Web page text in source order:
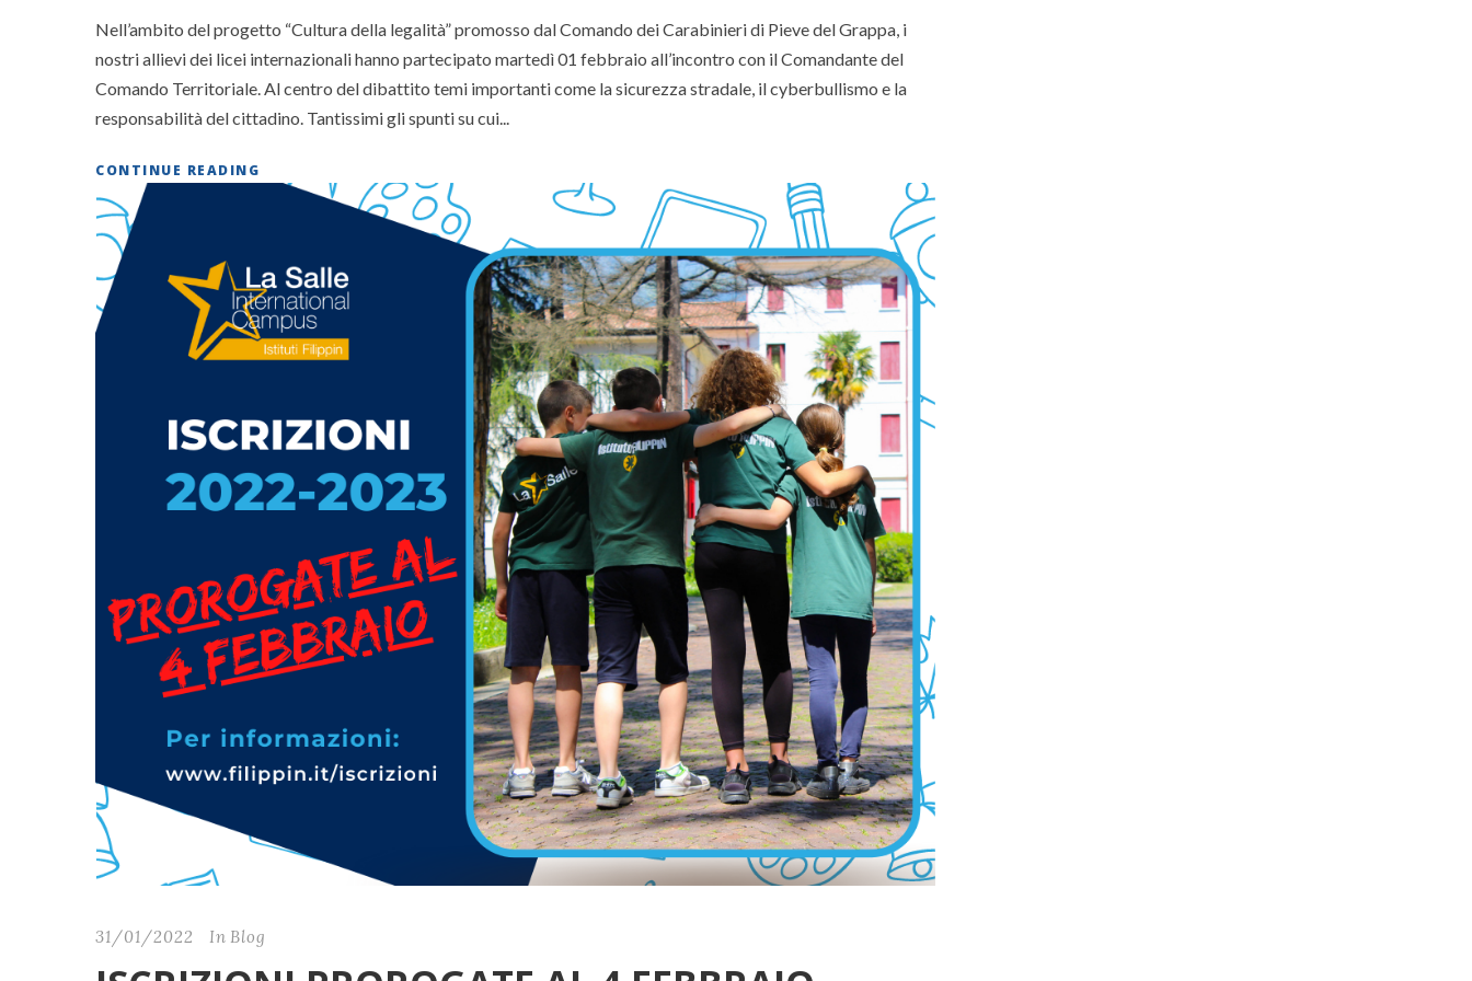
Nell’ambito del progetto “Cultura della legalità” promosso dal Comando dei Carabinieri di Pieve del Grappa, i
nostri allievi dei licei internazionali hanno partecipato martedì 01 febbraio all’incontro con il Comandante del
Comando Territoriale. Al centro del dibattito temi importanti come la sicurezza stradale, il cyberbullismo e la
responsabilità del cittadino. Tantissimi gli spunti su cui...
CONTINUE READING
31/01/2022 In Blog